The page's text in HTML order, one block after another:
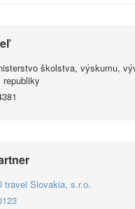
školstva, výskumu,
travel Slovakia, s.r.o.